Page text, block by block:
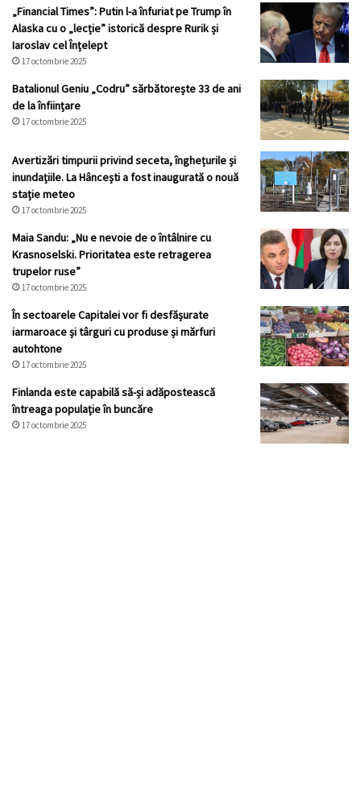
„Financial Times”: Putin l-a înfuriat pe Trump în
Alaska cu o „lecție” istorică despre Rurik și
Iaroslav cel Înțelept
17 octombrie 2025
Batalionul Geniu „Codru” sărbătorește 33 de ani
de la înființare
17 octombrie 2025
Avertizări timpurii privind seceta, înghețurile și
inundațiile. La Hâncești a fost inaugurată o nouă
stație meteo
17 octombrie 2025
Maia Sandu: „Nu e nevoie de o întâlnire cu
Krasnoselski. Prioritatea este retragerea
trupelor ruse”
17 octombrie 2025
În sectoarele Capitalei vor fi desfășurate
iarmaroace și târguri cu produse și mărfuri
autohtone
17 octombrie 2025
Finlanda este capabilă să-și adăpostească
întreaga populație în buncăre
17 octombrie 2025